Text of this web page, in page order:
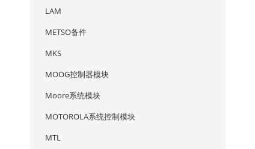
LAM
METSO备件
MKS
MOOG控制器模块
Moore系统模块
MOTOROLA系统控制模块
MTL